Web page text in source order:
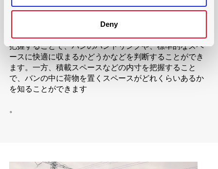
Deny
。
次に理解すべきことは、バンには内寸と外寸があるとい
うことです。これらは必ずチェックすべきです。外寸を
把握することで、バンのハンドリングや、標準的なスペ
ースに快適に収まるかどうかなどを判断することができ
ます。一方、積載スペースなどの内寸を把握すること
で、バンの中に荷物を置くスペースがどれくらいあるか
を知ることができます
。